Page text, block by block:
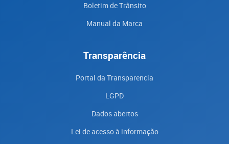
Boletim de Trânsito
Manual da Marca
Transparência
Portal da Transparencia
LGPD
Dados abertos
Lei de acesso à informação